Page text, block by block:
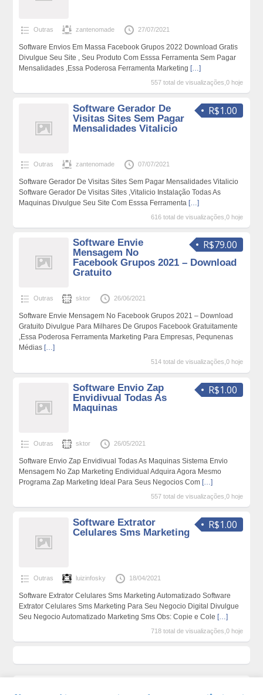
Outras zantenomade 27/07/2021
Software Envios Em Massa Facebook Grupos 2022 Download Gratis
Divulgue Seu Site , Seu Produto Com Esssa Ferramenta Sem Pagar
Mensalidades ,Essa Poderosa Ferramenta Marketing […]
557 total de visualizações,0 hoje
R$1.00
Software Gerador De
Visitas Sites Sem Pagar
Mensalidades Vitalicio
Outras zantenomade 07/07/2021
Software Gerador De Visitas Sites Sem Pagar Mensalidades Vitalicio
Software Gerador De Visitas Sites ,Vitalicio Instalação Todas As
Maquinas Divulgue Seu Site Com Esssa Ferramenta […]
616 total de visualizações,0 hoje
R$79.00
Software Envie
Mensagem No
Facebook Grupos 2021 – Download
Gratuito
Outras sktor 26/06/2021
Software Envie Mensagem No Facebook Grupos 2021 – Download
Gratuito Divulgue Para Milhares De Grupos Facebook Gratuitamente
,Essa Poderosa Ferramenta Marketing Para Empresas, Pequnenas
Médias […]
514 total de visualizações,0 hoje
R$1.00
Software Envio Zap
Envidivual Todas As
Maquinas
Outras sktor 26/05/2021
Software Envio Zap Envidivual Todas As Maquinas Sistema Envio
Mensagem No Zap Marketing Endividual Adquira Agora Mesmo
Programa Zap Marketing Ideal Para Seus Negocios Com […]
557 total de visualizações,0 hoje
R$1.00
Software Extrator
Celulares Sms Marketing
Outras luizinfosky 18/04/2021
Software Extrator Celulares Sms Marketing Automatizado Software
Extrator Celulares Sms Marketing Para Seu Negocio Digital Divulgue
Seu Negocio Automatizado Marketing Sms Obs: Copie e Cole […]
718 total de visualizações,0 hoje